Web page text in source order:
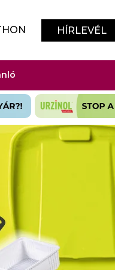
HÍRLEVÉL